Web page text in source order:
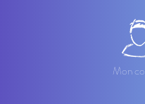
Mon
Mon